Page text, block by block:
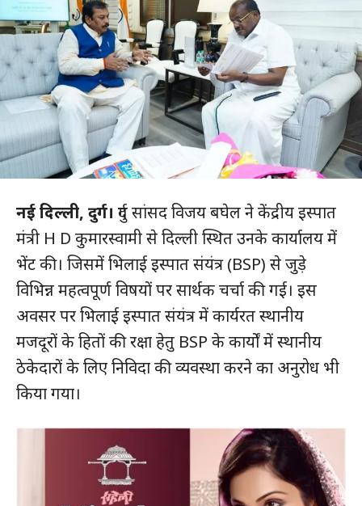
नई दिल्ली, दुर्ग। दुर्ग सांसद विजय बघेल ने केंद्रीय इस्पात
मंत्री H D कुमारस्वामी से दिल्ली स्थित उनके कार्यालय में
भेंट की। जिसमें भिलाई इस्पात संयंत्र (BSP) से जुड़े
विभिन्न महत्वपूर्ण विषयों पर सार्थक चर्चा की गई। इस
अवसर पर भिलाई इस्पात संयंत्र में कार्यरत स्थानीय
मजदूरों के हितों की रक्षा हेतु BSP के कार्यों में स्थानीय
ठेकेदारों के लिए निविदा की व्यवस्था करने का अनुरोध भी
किया गया।